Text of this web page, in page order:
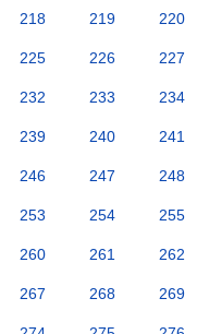
218 219 220
225 226 227
232 233 234
239 240 241
246 247 248
253 254 255
260 261 262
267 268 269